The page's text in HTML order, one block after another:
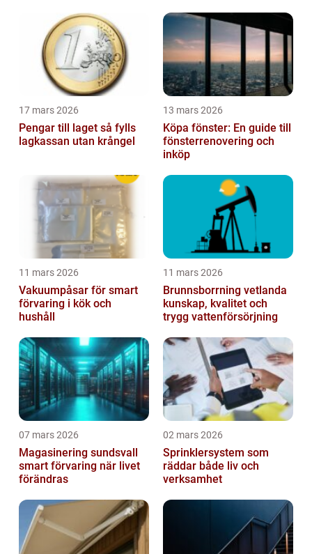
17 mars 2026
Pengar till laget så fylls
lagkassan utan krångel
13 mars 2026
Köpa fönster: En guide till
fönsterrenovering och
inköp
11 mars 2026
Vakuumpåsar för smart
förvaring i kök och
hushåll
11 mars 2026
Brunnsborrning vetlanda
kunskap, kvalitet och
trygg vattenförsörjning
07 mars 2026
Magasinering sundsvall
smart förvaring när livet
förändras
02 mars 2026
Sprinklersystem som
räddar både liv och
verksamhet